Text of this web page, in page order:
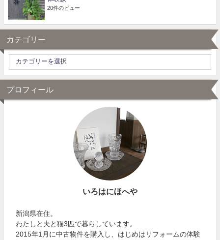
20件のビュー
カテゴリー
プロフィール
いろはにほへや
新潟県在住。
わたしと夫と猫3匹で暮らしています。
2015年1月に中古物件を購入し、はじめはリフォームの体験